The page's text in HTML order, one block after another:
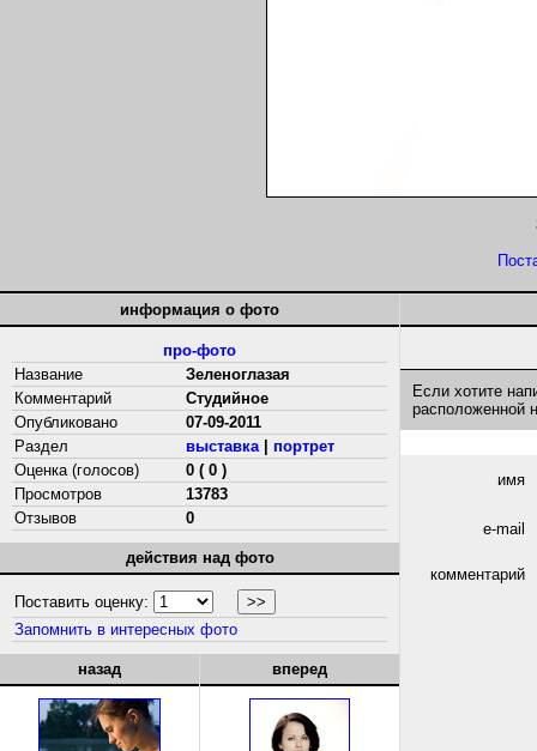
информация о фото
про-фото
Название
Зеленоглазая
Комментарий
Студийное
Опубликовано
07-09-2011
Раздел
выставка| портрет
Оценка (голосов)
0 ( 0 )
Просмотров
13783
Отзывов
0
действия над фото
Поставить оценку:
Запомнить в интересных фото
назад вперед
Если хотите
расположенной
имя
e-mail
комментарий